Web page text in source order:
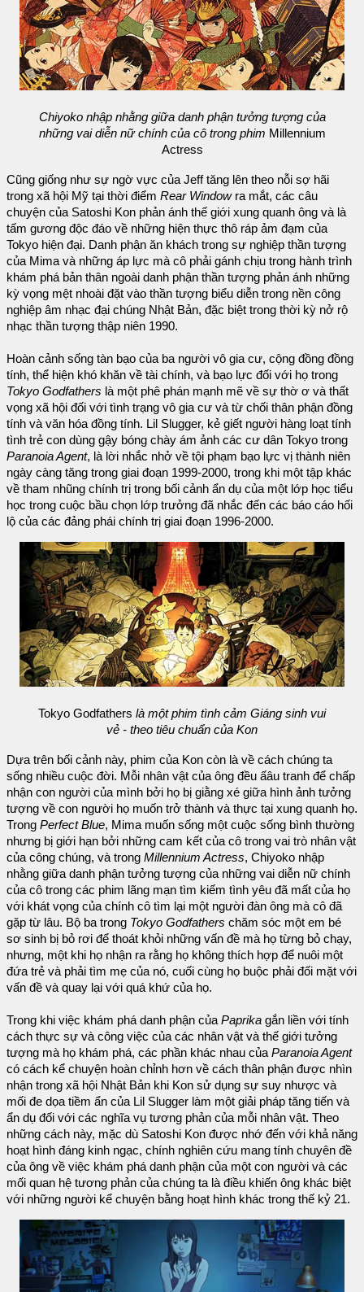
Chiyoko nhập nhằng giữa danh phận tưởng tượng của
những vai diễn nữ chính của cô trong phim Millennium
Actress
Cũng giống như sự ngờ vực của Jeff tăng lên theo nỗi sợ hãi
trong xã hội Mỹ tại thời điểm Rear Windowra mắt, các câu
chuyện của Satoshi Kon phản ánh thế giới xung quanh ông và là
tấm gương độc đáo về những hiện thực thô ráp ảm đạm của
Tokyo hiện đại. Danh phận ăn khách trong sự nghiệp thần tượng
của Mima và những áp lực mà cô phải gánh chịu trong hành trình
khám phá bản thân ngoài danh phận thần tượng phản ánh những
kỳ vọng mệt nhoài đặt vào thần tượng biểu diễn trong nền công
nghiệp âm nhạc đại chúng Nhật Bản, đặc biệt trong thời kỳ nở rộ
nhạc thần tượng thập niên 1990.
Hoàn cảnh sống tàn bạo của ba người vô gia cư, cộng đồng đồng
tính, thể hiện khó khăn về tài chính, và bạo lực đối với họ trong
Tokyo Godfathers là một phê phán mạnh mẽ về sự thờ ơ và thất
vọng xã hội đối với tình trạng vô gia cư và từ chối thân phận đồng
tính và văn hóa đồng tính. Lil Slugger, kẻ giết người hàng loạt tính
tình trẻ con dùng gậy bóng chày ám ảnh các cư dân Tokyo trong
Paranoia Agent, là lời nhắc nhở về tội phạm bạo lực vị thành niên
ngày càng tăng trong giai đoạn 1999-2000, trong khi một tập khác
về tham nhũng chính trị trong bối cảnh ẩn dụ của một lớp học tiểu
học trong cuộc bầu chọn lớp trưởng đã nhắc đến các báo cáo hối
lộ của các đảng phái chính trị giai đoạn 1996-2000.
Tokyo Godfathers là một phim tình cảm Giáng sinh vui
vẻ - theo tiêu chuẩn của Kon
Dựa trên bối cảnh này, phim của Kon còn là về cách chúng ta
sống nhiều cuộc đời. Mỗi nhân vật của ông đều ấâu tranh để chấp
nhận con người của mình bởi họ bị giằng xé giữa hình ảnh tưởng
tượng về con người họ muốn trở thành và thực tại xung quanh họ.
Trong Perfect Blue, Mima muốn sống một cuộc sống bình thường
nhưng bị giới hạn bởi những cam kết của cô trong vai trò nhân vật
của công chúng, và trong Millennium Actress, Chiyoko nhập
nhằng giữa danh phận tưởng tượng của những vai diễn nữ chính
của cô trong các phim lãng mạn tìm kiếm tình yêu đã mất của họ
với khát vọng của chính cô tìm lại một người đàn ông mà cô đã
gặp từ lâu. Bộ ba trong Tokyo Godfathers chăm sóc một em bé
sơ sinh bị bỏ rơi để thoát khỏi những vấn đề mà họ từng bỏ chạy,
nhưng, một khi họ nhận ra rằng họ không thích hợp để nuôi một
đứa trẻ và phải tìm mẹ của nó, cuối cùng họ buộc phải đối mặt với
vấn đề và quay lại với quá khứ của họ.
Trong khi việc khám phá danh phận củaPaprika gắn liền với tính
cách thực sự và công việc của các nhân vật và thế giới tưởng
tượng mà họ khám phá, các phần khác nhau củaParanoia Agent
có cách kể chuyện hoàn chỉnh hơn về cách thân phận được nhìn
nhận trong xã hội Nhật Bản khi Kon sử dụng sự suy nhược và
mối đe dọa tiềm ẩn của Lil Slugger làm một giải pháp tăng tiến và
ẩn dụ đối với các nghĩa vụ tương phản của mỗi nhân vật. Theo
những cách này, mặc dù Satoshi Kon được nhớ đến với khả năng
hoạt hình đáng kinh ngạc, chính nghiên cứu mang tính chuyên đề
của ông về việc khám phá danh phận của một con người và các
mối quan hệ tương phản của chúng ta là điều khiến ông khác biệt
với những người kể chuyện bằng hoạt hình khác trong thế kỷ 21.